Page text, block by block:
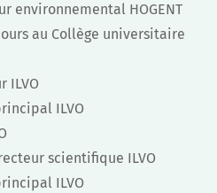
environnemental HOGENT
au Collège universitaire
ILVO
ILVO
scientifique ILVO
ILVO